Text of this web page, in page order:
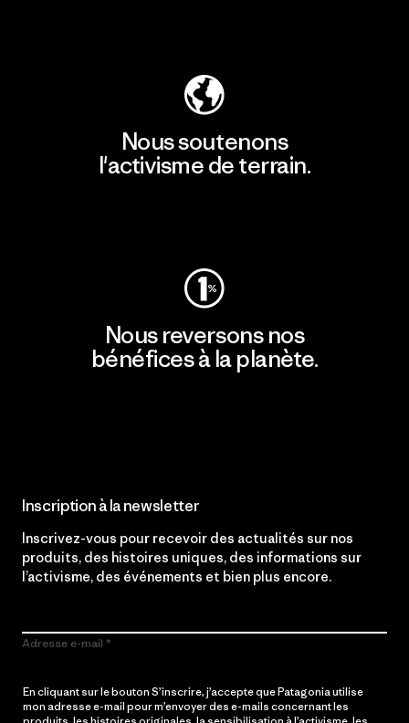
Nous soutenons
l'activisme de terrain.
Nous reversons nos
bénéfices à la planète.
Inscription à la newsletter
Inscrivez-vous pour recevoir des actualités sur nos
produits, des histoires uniques, des informations sur
l’activisme, des événements et bien plus encore.
Adresse e-mail
En cliquant sur le bouton S’inscrire, j’accepte que Patagonia utilise
mon adresse e-mail pour m’envoyer des e-mails concernant les